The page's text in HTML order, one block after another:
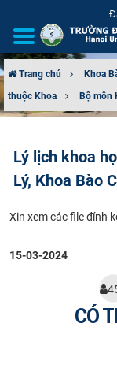
GIỚI THIỆU
TUYỂN SINH
ĐÀO TẠO
ĐẢM BẢO
KHOA HỌC
Trang chủ Khoa
thuộc Khoa
Bộ môn
Lý lịch khoa
Lý, Khoa Bào
Xin xem các file đính
15-03-2024
CÓ